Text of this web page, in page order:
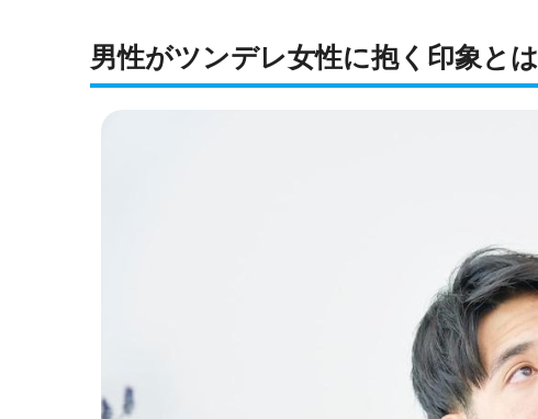
男性がツンデレ女性に抱く印象とは